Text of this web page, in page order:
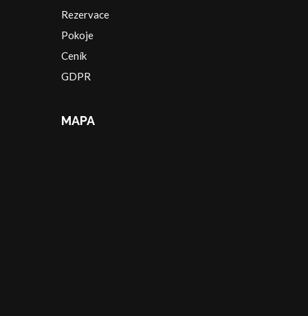
Rezervace
Pokoje
Ceník
GDPR
MAPA